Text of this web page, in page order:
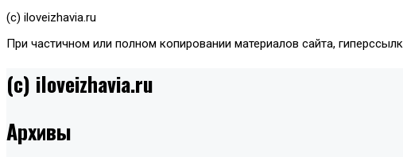
(с) iloveizhavia.ru
При частичном или полном копировании материалов сайта,
(c) iloveizhavia.ru
Архивы